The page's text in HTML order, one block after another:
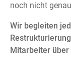
noch nicht
Wir begleiten
Mitarbeiter